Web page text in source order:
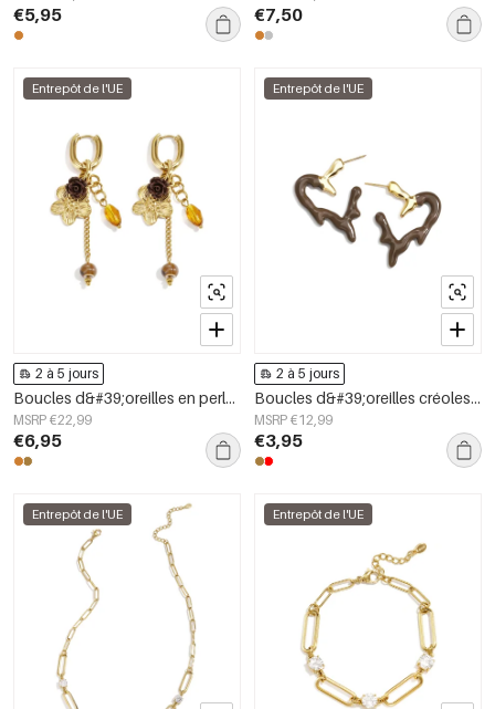
€5,95 €7,50
Entrepôt de l'UE
2 à 5 jours
Boucles d&#39;oreilles en perles d&#39;acier inoxydable, style floral, collection romantique décontractée pour le quotidien, bijoux pour femmes
MSRP €22,99
€6,95
Entrepôt de l'UE
2 à 5 jours
Boucles d&#39;oreilles créoles en acier inoxydable, style cœur, collection Daily Simple, bijoux pour femmes
MSRP €12,99
€3,95
Entrepôt de l'UE Entrepôt de l'UE